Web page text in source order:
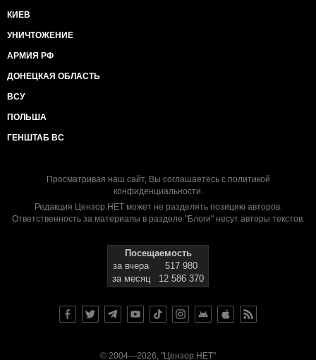
КИЕВ
УНИЧТОЖЕНИЕ
АРМИЯ РФ
ДОНЕЦКАЯ ОБЛАСТЬ
ВСУ
ПОЛЬША
ГЕНШТАБ ВС
Просматривая наш сайт, Вы соглашаетесь с политикой
конфиденциальности.
Редакция Цензор.НЕТ может не разделять позицию авторов.
Ответственность за материалы в разделе "Блоги" несут авторы текстов.
Посещаемость
за вчера
517 980
за месяц
12 586 370
© 2004—2026, "Цензор.НЕТ"